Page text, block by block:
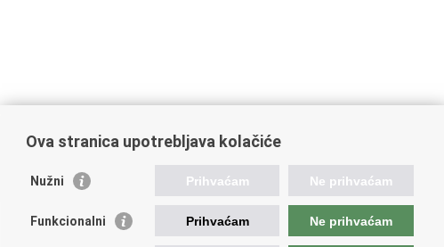
Korisne poveznice
Ova stranica upotrebljava kolačiće
Nužni Prihvaćam Ne prihvaćam
Funkcionalni Prihvaćam Ne prihvaćam